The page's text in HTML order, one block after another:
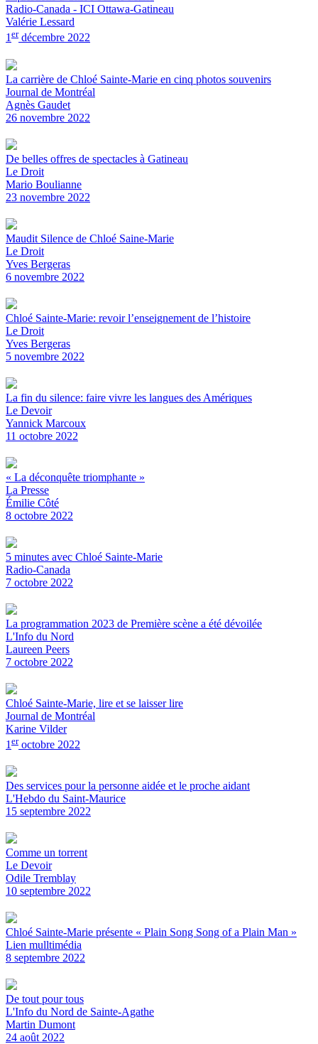
Radio-Canada - ICI Ottawa-Gatineau
Valérie Lessard
1erdécembre 2022
La carrière de Chloé Sainte-Marie en cinq photos souvenirs
Journal de Montréal
Agnès Gaudet
26 novembre 2022
De belles offres de spectacles à Gatineau
Le Droit
Mario Boulianne
23 novembre 2022
Maudit Silence de Chloé Saine-Marie
Le Droit
Yves Bergeras
6 novembre 2022
Chloé Sainte-Marie: revoir l’enseignement de l’histoire
Le Droit
Yves Bergeras
5 novembre 2022
La fin du silence: faire vivre les langues des Amériques
Le Devoir
Yannick Marcoux
11 octobre 2022
« La déconquête triomphante »
La Presse
Émilie Côté
8 octobre 2022
5 minutes avec Chloé Sainte-Marie
Radio-Canada
7 octobre 2022
La programmation 2023 de Première scène a été dévoilée
L'Info du Nord
Laureen Peers
7 octobre 2022
Chloé Sainte-Marie, lire et se laisser lire
Journal de Montréal
Karine Vilder
1 eroctobre 2022
Des services pour la personne aidée et le proche aidant
L'Hebdo du Saint-Maurice
15 septembre 2022
Comme un torrent
Le Devoir
Odile Tremblay
10 septembre 2022
Chloé Sainte-Marie présente « Plain Song Song of a Plain Man »
Lien mulltimédia
8 septembre 2022
De tout pour tous
L'Info du Nord de Sainte-Agathe
Martin Dumont
24 août 2022